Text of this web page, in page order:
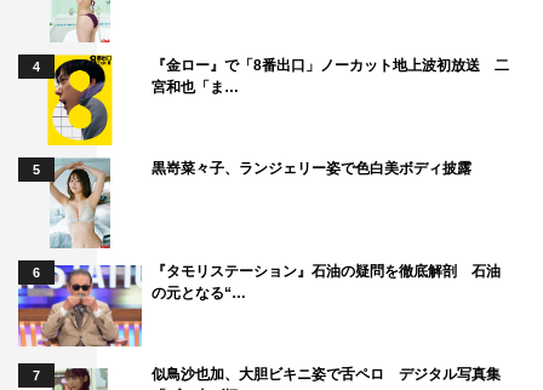
4
『金ロー』で「8番出口」ノーカット地上波初放送 二
宮和也「ま…
5 黒嵜菜々子、ランジェリー姿で色白美ボディ披露
6
『タモリステーション』石油の疑問を徹底解剖 石油
の元となる“…
7
似鳥沙也加、大胆ビキニ姿で舌ペロ デジタル写真集